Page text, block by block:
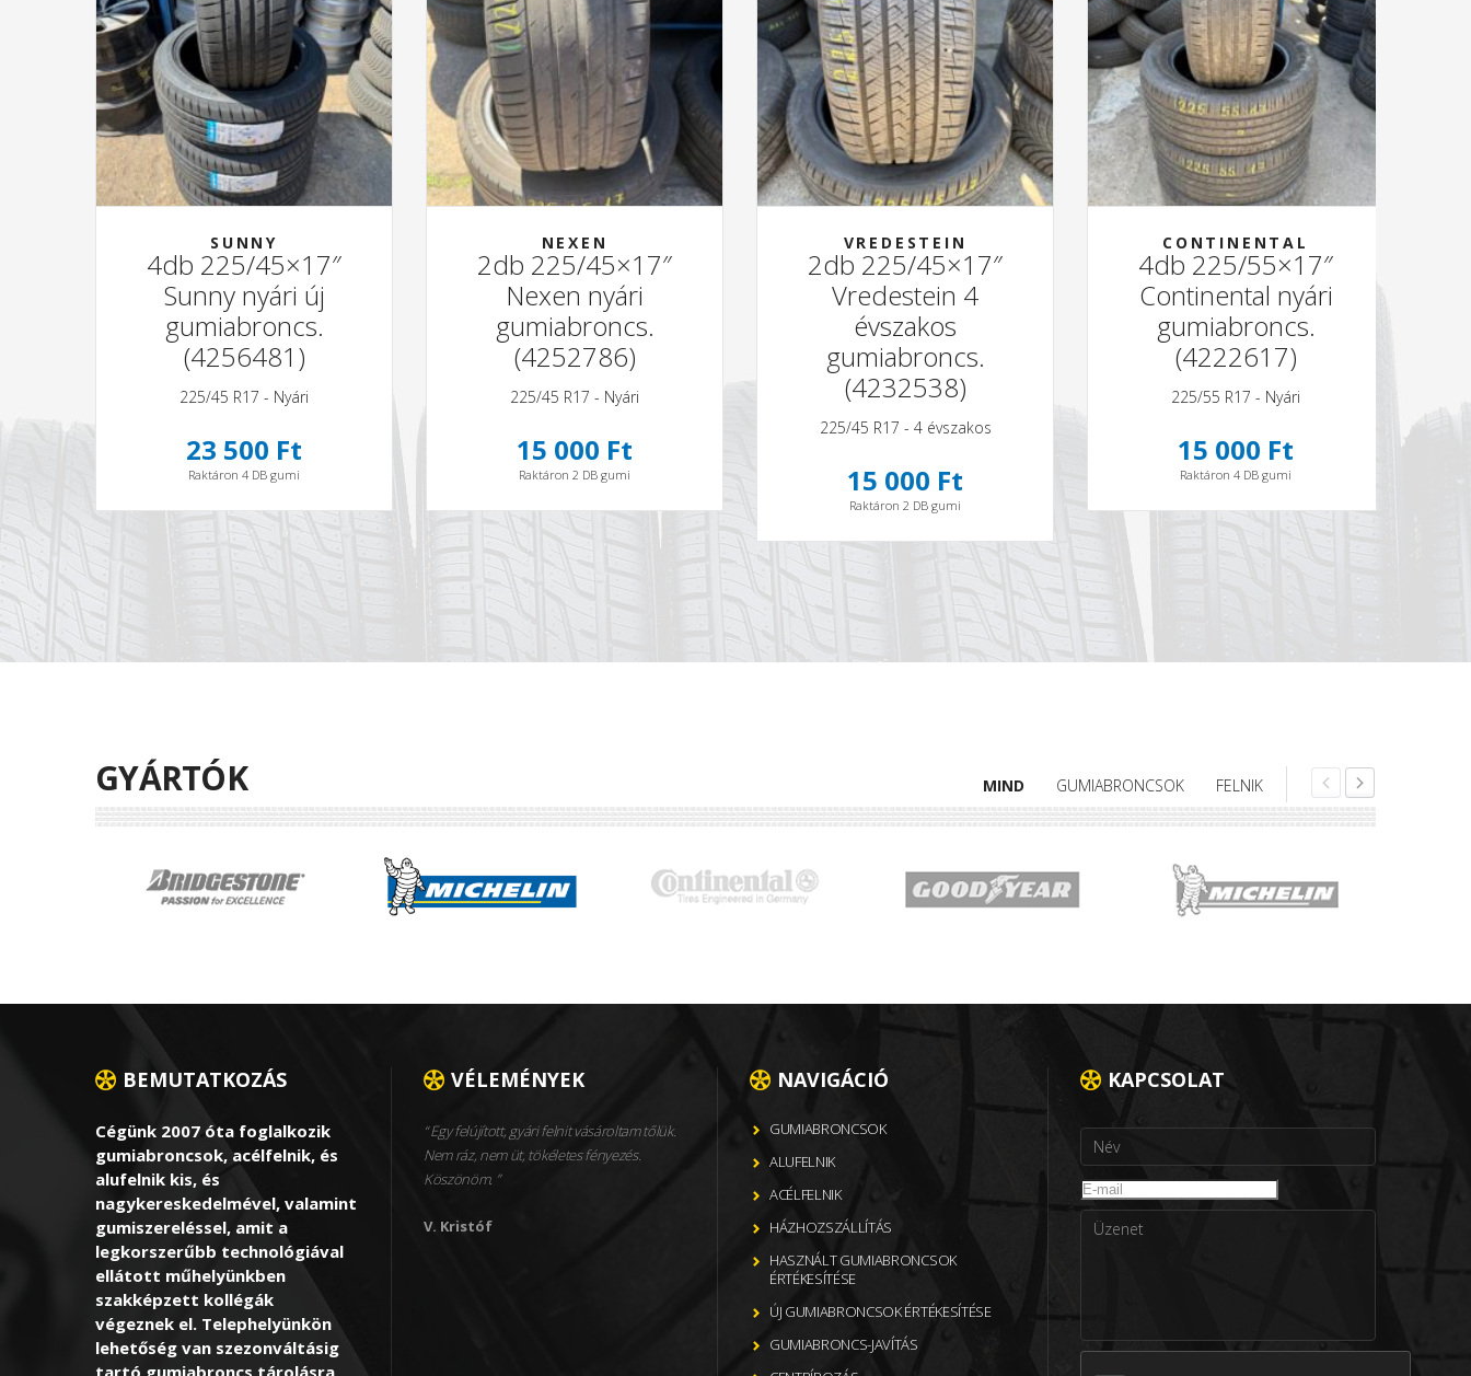
SUNNY
4db 225/45×17″
Sunny nyári új
gumiabroncs.
(4256481)
225/45 R17 - Nyári
23 500 Ft
Raktáron 4 DB gumi
NEXEN
2db 225/45×17″
Nexen nyári
gumiabroncs.
(4252786)
225/45 R17 - Nyári
15 000 Ft
Raktáron 2 DB gumi
VREDESTEIN
2db 225/45×17″
Vredestein 4
évszakos
gumiabroncs.
(4232538)
225/45 R17 - 4 évszakos
15 000 Ft
Raktáron 2 DB gumi
CONTINENTAL
4db 225/55×17″
Continental nyári
gumiabroncs.
(4222617)
225/55 R17 - Nyári
15 000 Ft
Raktáron 4 DB gumi
GYÁRTÓK MIND GUMIABRONCSOK FELNIK
BEMUTATKOZÁS
Cégünk 2007 óta foglalkozik
gumiabroncsok, acélfelnik, és
alufelnik kis, és
nagykereskedelmével, valamint
gumiszereléssel, amit a
legkorszerűbb technológiával
ellátott műhelyünkben
szakképzett kollégák
végeznek el. Telephelyünkön
lehetőség van szezonváltásig
tartó gumiabroncs tárolásra
VÉLEMÉNYEK
Egy felújított, gyári felnit vásároltam tőlük.
Nem ráz, nem üt, tökéletes fényezés.
Köszönöm.
V. Kristóf
NAVIGÁCIÓ
GUMIABRONCSOK
ALUFELNIK
ACÉLFELNIK
HÁZHOZSZÁLLÍTÁS
HASZNÁLT GUMIABRONCSOK
ÉRTÉKESÍTÉSE
ÚJ GUMIABRONCSOK ÉRTÉKESÍTÉSE
GUMIABRONCS-JAVÍTÁS
KAPCSOLAT